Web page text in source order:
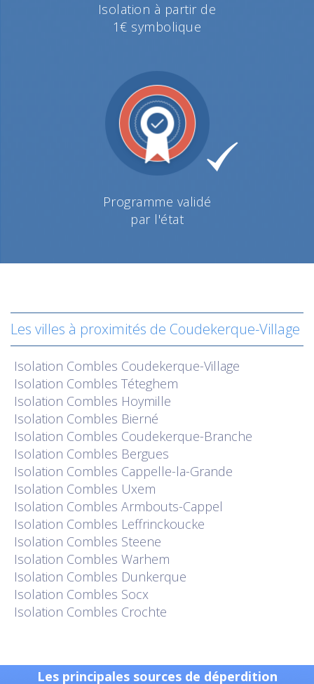
Isolation à partir de
1€ symbolique
Programme validé
par l'état
Les villes à proximités de Coudekerque-Village
Isolation Combles Coudekerque-Village
Isolation Combles Téteghem
Isolation Combles Hoymille
Isolation Combles Bierné
Isolation Combles Coudekerque-Branche
Isolation Combles Bergues
Isolation Combles Cappelle-la-Grande
Isolation Combles Uxem
Isolation Combles Armbouts-Cappel
Isolation Combles Leffrinckoucke
Isolation Combles Steene
Isolation Combles Warhem
Isolation Combles Dunkerque
Isolation Combles Socx
Isolation Combles Crochte
Les principales sources de déperdition